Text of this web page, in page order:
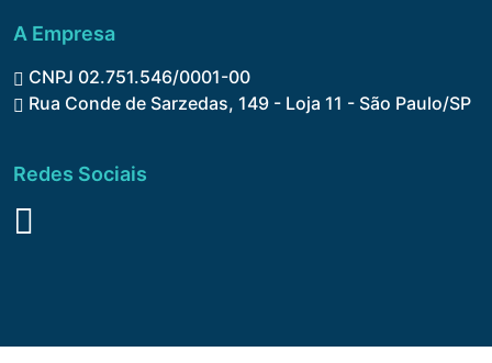
A Empresa
CNPJ 02.751.546/0001-00
Rua Conde de Sarzedas, 149 - Loja 11 - São Paulo/SP
Redes Sociais